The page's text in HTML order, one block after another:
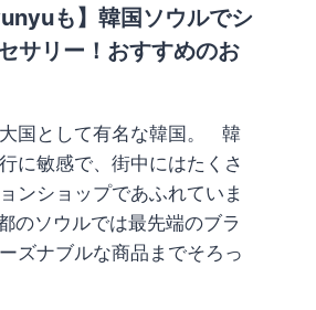
も】韓国ソウルでシ
サリー！おすすめのお
国として有名な韓国。 韓
に敏感で、街中にはたくさ
ンショップであふれていま
のソウルでは最先端のブラ
ズナブルな商品までそろっ